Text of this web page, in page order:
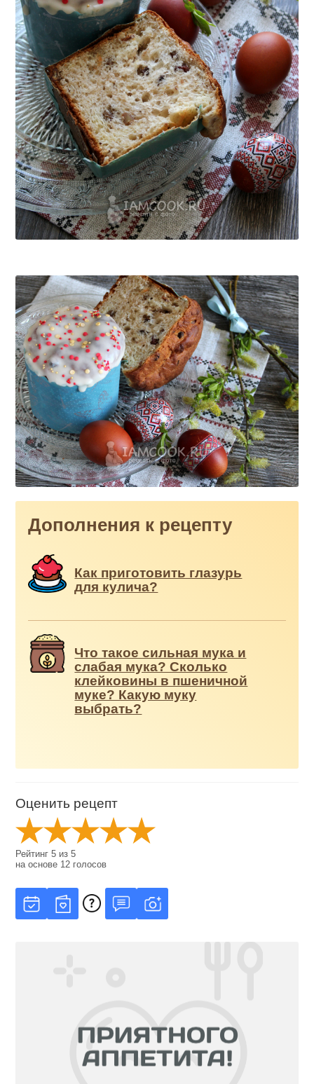
Дополнения к рецепту
Как приготовить глазурь
для кулича?
Что такое сильная мука и
слабая мука? Сколько
клейковины в пшеничной
муке? Какую муку
выбрать?
Оценить рецепт
Рейтинг5 из5
на основе 12 голосов